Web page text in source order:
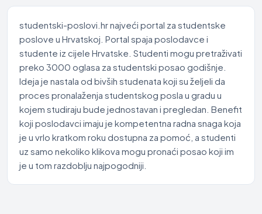
studentski-poslovi.hr najveći portal za studentske
poslove u Hrvatskoj. Portal spaja poslodavce i
studente iz cijele Hrvatske. Studenti mogu pretraživati
preko 3000 oglasa za studentski posao godišnje.
Ideja je nastala od bivših studenata koji su željeli da
proces pronalaženja studentskog posla u gradu u
kojem studiraju bude jednostavan i pregledan. Benefit
koji poslodavci imaju je kompetentna radna snaga koja
je u vrlo kratkom roku dostupna za pomoć, a studenti
uz samo nekoliko klikova mogu pronaći posao koji im
je u tom razdoblju najpogodniji.